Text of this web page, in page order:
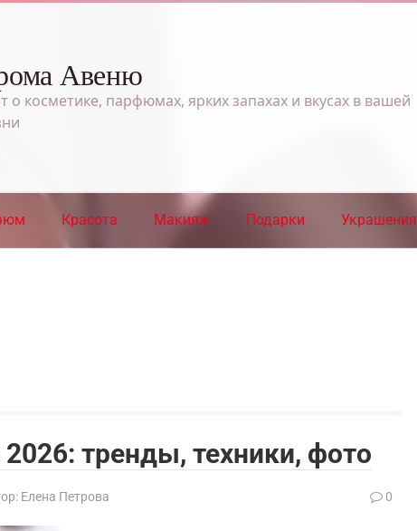
Авеню
о косметике, парфюмах, ярких запахах и вкусах в вашей
Красота Макияж Подарки Украшения
тренды, техники, фото
Елена Петрова 0